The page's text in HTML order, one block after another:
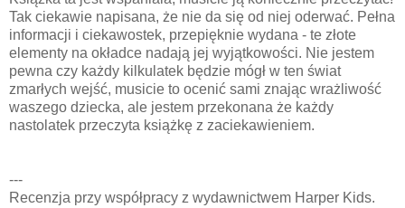
Tak ciekawie napisana, że nie da się od niej oderwać. Pełna
informacji i ciekawostek, przepięknie wydana - te złote
elementy na okładce nadają jej wyjątkowości. Nie jestem
pewna czy każdy kilkulatek będzie mógł w ten świat
zmarłych wejść, musicie to ocenić sami znając wrażliwość
waszego dziecka, ale jestem przekonana że każdy
nastolatek przeczyta książkę z zaciekawieniem.
---
Recenzja przy współpracy z wydawnictwem Harper Kids.